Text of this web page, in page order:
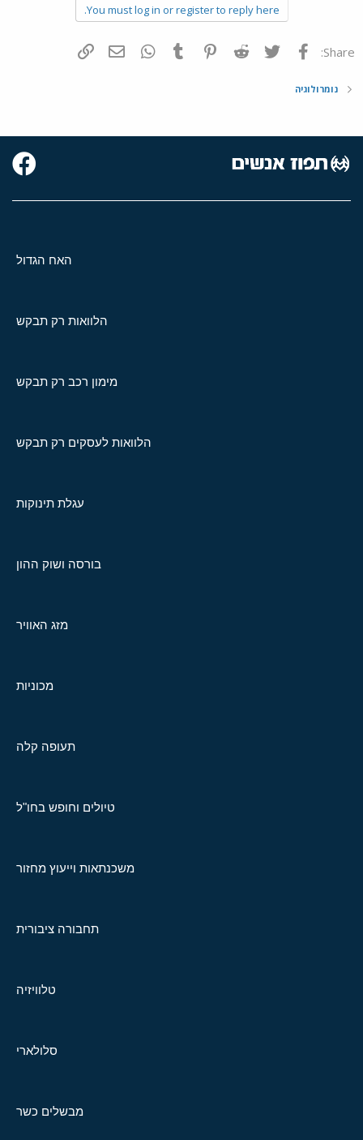
You must log in or register to reply here.
Share: פייסבוק Twitter
Reddit
Pinterest
Tumblr
WhatsAppדואר אלקטרוני
נומרולוגיה
האח הגדול
הלוואות רק תבקש
מימון רכב רק תבקש
הלוואות לעסקים רק תבקש
עגלת תינוקות
בורסה ושוק ההון
מזג האוויר
מכוניות
תעופה קלה
טיולים וחופש בחו"ל
משכנתאות וייעוץ מחזור
תחבורה ציבורית
טלוויזיה
סלולארי
מבשלים כשר